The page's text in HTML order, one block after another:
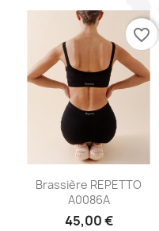
Aperçu rapide
Brassière REPETTO
A0086A
45,00 €
favorite_border